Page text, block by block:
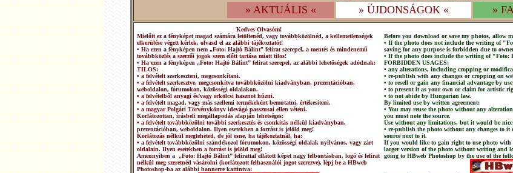
» AKTUÁLIS « » ÚJDONSÁGOK « »
Kedves Olvasóm!
Mielőtt ez a fényképet magad számára letöltenéd, vagy továbbközölnéd, a kellemetlenségek
elkerülése végett kérlek, olvasd el az alábbi tájékoztatót!
• Ha ezen a fényképen nem „Foto: Hajtó Bálint” felirat szerepel, a mentés és mindenemű
továbbközlés a szerzői jogok szem előtt tartása miatt tilos!
• Ha ezen a fényképen „Foto: Hajtó Bálint” felirat szerepel, az alábbi lehetőségek adódnak:
TILOS:
• a felvételt szerkeszteni, megcsonkítani.
• a felvételt szerkesztve, megcsonkítva továbbközölni kiadványban, prezentációban,
weboldalon, fórumokon, közösségi oldalakon.
• a felvételből anyagi és/vagy erkölcsi hasznot húzni.
• a felvételt magad, vagy más szellemi termékeként bemutatni, értékesíteni.
• a magyar Polgári Törvénykönyv idevágó passzusai ellen véteni.
Korlátozottan, írásbeli megállapodás alapján lehetséges:
• a felvételt továbbközölni további szerkesztés és csonkítás nélkül kiadványban,
prezentációban, weboldalon. Ilyen esetekben a forrást is jelöld meg!
Korlátozás nélkül megteheted, de jól esne, ha tájékoztatnál, ha:
• a felvételt továbbközölni szándékozol fórumokon, közösségi oldalak nyílvános, vagy zárt
oldalain. Ilyen esetekben a forrást is jelöld meg!
Amennyiben a „Foto: Hajtó Bálint” felirattal ellátott képet nagy felbontásban, logó és felirat
nélkül meg szeretnéd vásárolni (korlátozott felhasználói jogot szerezve), lépj be a HBweb
Photoshop-ba az alábbi bannerre kattintva:
Before you download or save my photos, allow
• If the photo does not include the writing of
saving for any purpose is forbidden due to
• If the photo does include the writing of
FORBIDDEN USAGES:
• any alterations, including cropping or
• re-publish with any changes or cropping on
• to resell or gain any financial advantage by use
• to present it as your own or claim for artistic
• to not abide by Hungarian law.
By limited use by written agreement:
• You may reuse the photo without any
you must note the source.
Use without any limitations, but it would be
• re-publish the photo without any changes to it
source next to it.
If you would like to gain right to use photo
larger version of the photo without writing and
going to HBweb Photoshop by the use of the